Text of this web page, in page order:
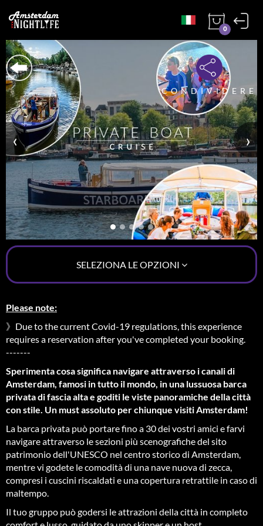
0
CONDIVIDERE
Please note:
》Due to the current Covid-19 regulations, this experience
requires a reservation after you've completed your booking.
-------
Sperimenta cosa significa navigare attraverso i canali di
Amsterdam, famosi in tutto il mondo, in una lussuosa barca
privata di fascia alta e goditi le viste panoramiche della città
con stile. Un must assoluto per chiunque visiti Amsterdam!
La barca privata può portare fino a 30 dei vostri amici e farvi
navigare attraverso le sezioni più scenografiche del sito
patrimonio dell'UNESCO nel centro storico di Amsterdam,
mentre vi godete le comodità di una nave nuova di zecca,
compresi i cuscini riscaldati e una copertura retrattile in caso di
maltempo.
Il tuo gruppo può godersi le attrazioni della città in completo
‹ ›
SELEZIONA LE OPZIONI